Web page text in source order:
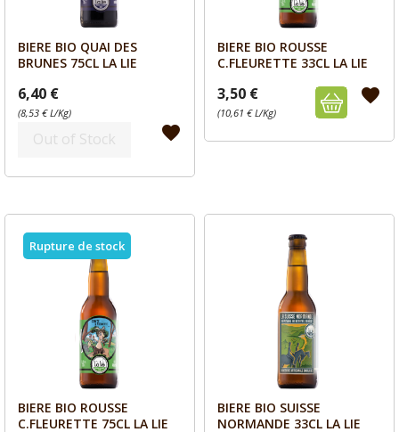
Aperçu
BIERE BIO QUAI DES
BRUNES 75CL LA LIE
6,40 €
(8,53 € L/Kg)
Out of Stock favorite
Aperçu
BIERE BIO ROUSSE
C.FLEURETTE 33CL LA LIE
3,50 €
(10,61 € L/Kg)
favorite
Aperçu
BIERE BIO ROUSSE
C.FLEURETTE 75CL LA LIE
Rupture de stock
Aperçu
BIERE BIO SUISSE
NORMANDE 33CL LA LIE